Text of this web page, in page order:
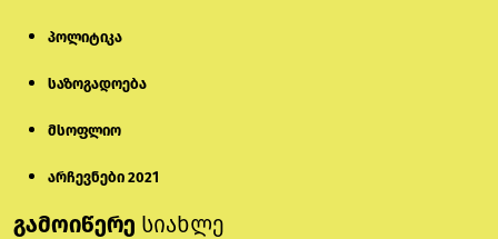
პოლიტიკა
საზოგადოება
მსოფლიო
არჩევნები 2021
გამოიწერე სიახლე